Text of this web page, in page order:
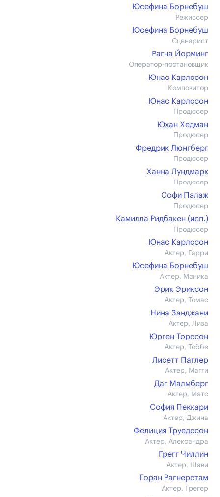
Юсефина Борнебуш
Режиссер
Юсефина Борнебуш
Сценарист
Рагна Йорминг
Оператор-постановщик
Юнас Карлссон
Композитор
Юнас Карлссон
Продюсер
Юхан Хедман
Продюсер
Фредрик Люнгберг
Продюсер
Ханна Лундмарк
Продюсер
Софи Палаж
Продюсер
Камилла Ридбакен (иcп.)
Продюсер
Юнас Карлссон
Актер, Гарри
Юсефина Борнебуш
Актер, Моника
Эрик Эриксон
Актер, Томас
Нина Занджани
Актер, Лиза
Юрген Торссон
Актер, Тоббе
Лисетт Паглер
Актер, Магги
Даг Малмберг
Актер, Мэтс
София Пеккари
Актер, Джина
Фелиция Труедссон
Актер, Александра
Грегг Чиллин
Актер, Шави
Горан Рагнерстам
Актер, Грегер